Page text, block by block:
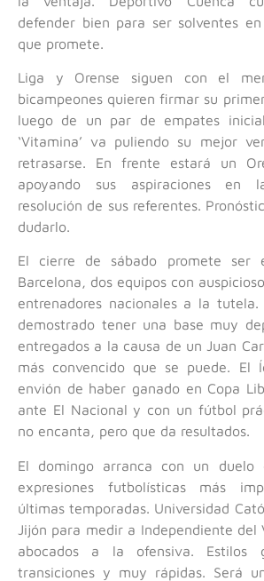
defender bien para ser solventes
que promete.
Liga y Orense siguen con el
bicampeones quieren firmar su
luego de un par de empates
‘Vitamina’ va puliendo su mejor
retrasarse. En frente estará un
apoyando sus aspiraciones en
resolución de sus referentes.
dudarlo.
El cierre de sábado promete ser
Barcelona, dos equipos con
entrenadores nacionales a la tutela.
demostrado tener una base muy
entregados a la causa de un Juan
más convencido que se puede. El
envión de haber ganado en Copa
ante El Nacional y con un fútbol
no encanta, pero que da resultados.
El domingo arranca con un duelo
expresiones futbolísticas más
últimas temporadas. Universidad
Jijón para medir a Independiente del
abocados a la ofensiva. Estilos
transiciones y muy rápidas. Será